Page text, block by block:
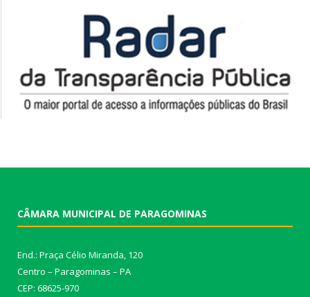
CÂMARA MUNICIPAL DE PARAGOMINAS
End.: Praça Célio Miranda, 120
Centro – Paragominas – PA
CEP: 68625-970